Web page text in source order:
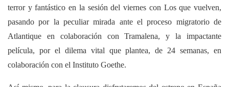
terror y fantástico en la sesión del viernes con Los que vuelven,
pasando por la peculiar mirada ante el proceso migratorio de
Atlantique en colaboración con Tramalena, y la impactante
película, por el dilema vital que plantea, de 24 semanas, en
colaboración con el Instituto Goethe.